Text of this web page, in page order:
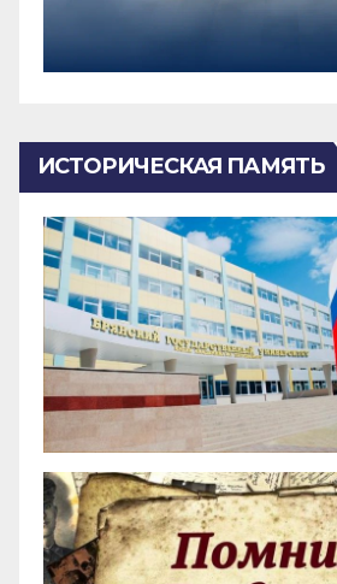
ИСТОРИЧЕСКАЯ ПАМЯТЬ